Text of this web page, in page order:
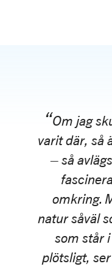
Om jag
varit där, så
– så
omkring.
natur såväl
som står
plötsligt,